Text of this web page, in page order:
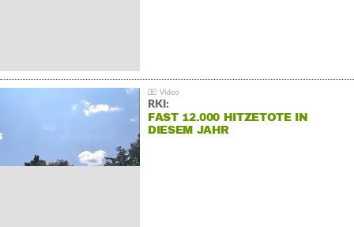
RKI:
FAST 12.000 HITZETOTE IN
DIESEM JAHR